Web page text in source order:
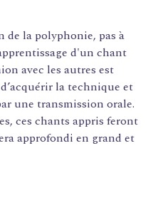
de la polyphonie, pas à
d'un chant
avec les autres est
la technique et
une transmission orale.
ces chants appris feront
approfondi en grand et